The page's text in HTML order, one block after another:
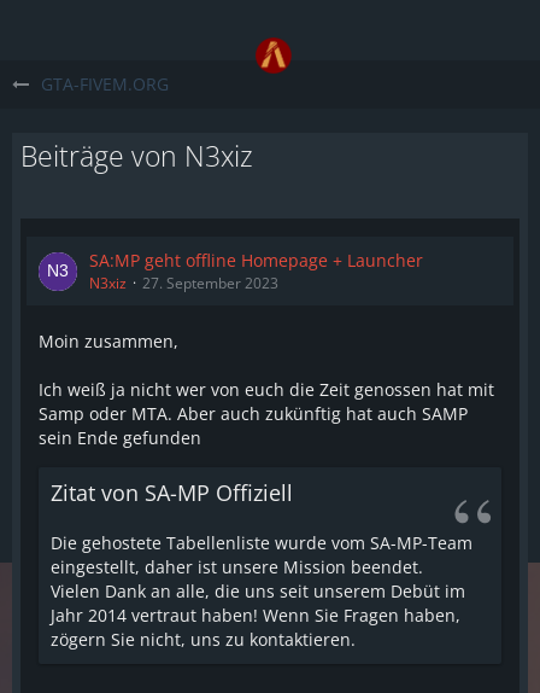
GTA-FIVEM.ORG
Beiträge von N3xiz
SA:MP geht offline Homepage + Launcher
N3xiz 27. September 2023
Moin zusammen,
Ich weiß ja nicht wer von euch die Zeit genossen hat mit
Samp oder MTA. Aber auch zukünftig hat auch SAMP
sein Ende gefunden
Zitat von SA-MP Offiziell
Die gehostete Tabellenliste wurde vom SA-MP-Team
eingestellt, daher ist unsere Mission beendet.
Vielen Dank an alle, die uns seit unserem Debüt im
Jahr 2014 vertraut haben! Wenn Sie Fragen haben,
zögern Sie nicht, uns zu kontaktieren.